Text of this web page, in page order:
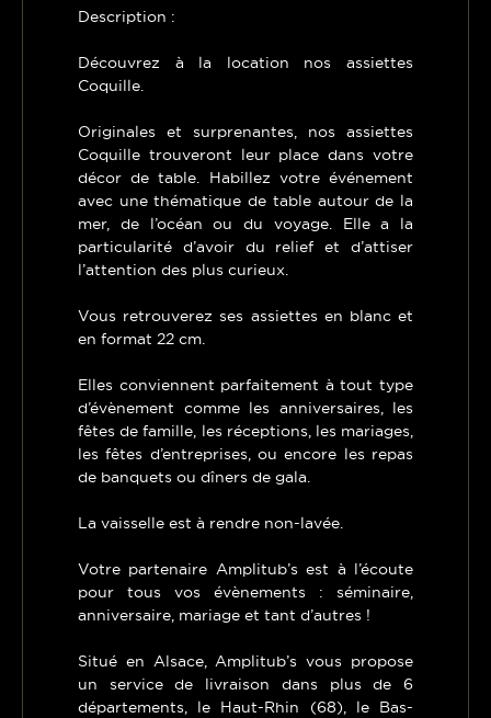
Description :
Découvrez à la location nos assiettes
Coquille.
Originales et surprenantes, nos assiettes
Coquille trouveront leur place dans votre
décor de table. Habillez votre événement
avec une thématique de table autour de la
mer, de l’océan ou du voyage. Elle a la
particularité d’avoir du relief et d’attiser
l’attention des plus curieux.
Vous retrouverez ses assiettes en blanc et
en format 22 cm.
Elles conviennent parfaitement à tout type
d’évènement comme les anniversaires, les
fêtes de famille, les réceptions, les mariages,
les fêtes d’entreprises, ou encore les repas
de banquets ou dîners de gala.
La vaisselle est à rendre non-lavée.
Votre partenaire Amplitub’s est à l’écoute
pour tous vos évènements : séminaire,
anniversaire, mariage et tant d’autres !
Situé en Alsace, Amplitub’s vous propose
un service de livraison dans plus de 6
départements, le Haut-Rhin (68), le Bas-